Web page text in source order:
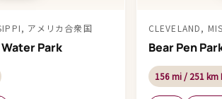
アメリカ合衆国
Park
CLEVELAND,
Bear Pen
156 mi / 251 km